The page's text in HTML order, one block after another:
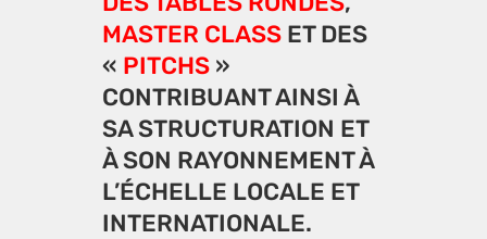
MASTER CLASS ET DES
« PITCHS »
CONTRIBUANT AINSI À
SA STRUCTURATION ET
À SON RAYONNEMENT À
L’ÉCHELLE LOCALE ET
INTERNATIONALE.